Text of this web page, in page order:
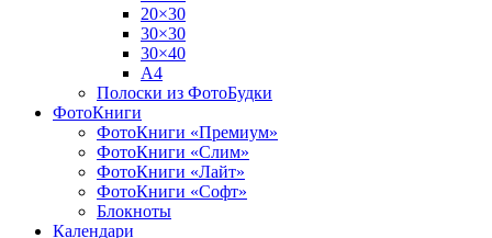
20×30
30×30
30×40
A4
Полоски из ФотоБудки
ФотоКниги
ФотоКниги «Премиум»
ФотоКниги «Слим»
ФотоКниги «Лайт»
ФотоКниги «Софт»
Блокноты
Календари